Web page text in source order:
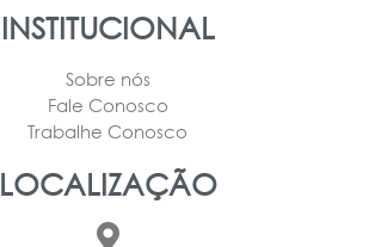
INSTITUCIONAL
Sobre nós
Fale Conosco
Trabalhe Conosco
LOCALIZAÇÃO